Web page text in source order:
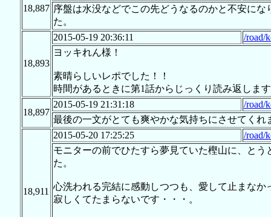
18,887 序盤は水没などでこの先どうなるのかと不安に
た。
18,893
2015-05-19 20:36:11
/road/
ヨッキれん様！
素晴らしいレポでした！！
時間があるときに第1話からじっくり読み返しま
18,897
2015-05-19 21:31:18
/road/
最後の一文がとても爽やかな気持ちにさせてくれ
18,911
2015-05-20 17:25:25
/road/
モニターの前でひたすら夢見ていた樫山に、と
た。
心洗われる完結に感動しつつも、愛して止まな
寂しくてたまらないです・・・。